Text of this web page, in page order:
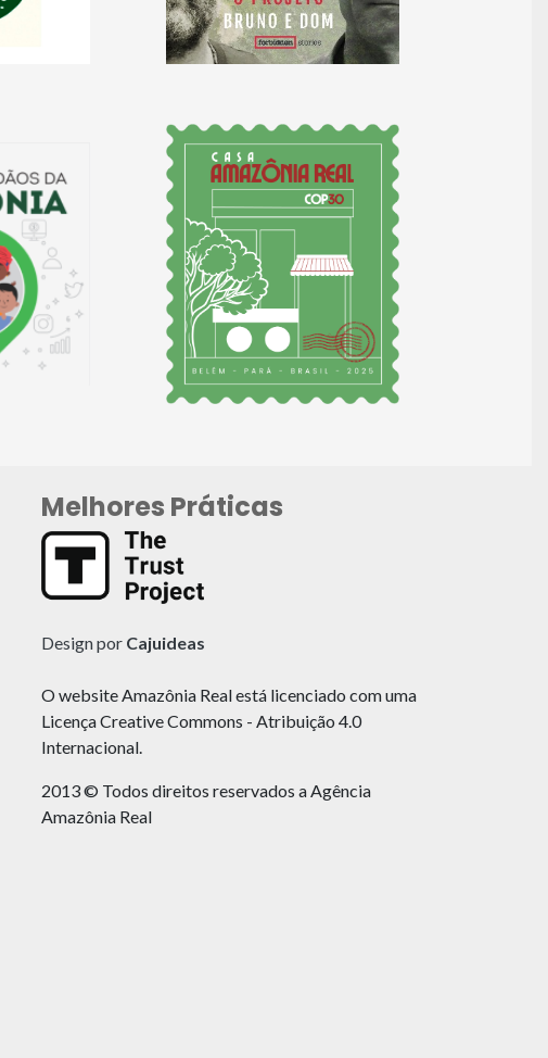
Melhores Práticas
Design por Cajuideas
O website Amazônia Real está licenciado com uma
Licença Creative Commons - Atribuição 4.0
Internacional.
2013 © Todos direitos reservados a Agência
Amazônia Real